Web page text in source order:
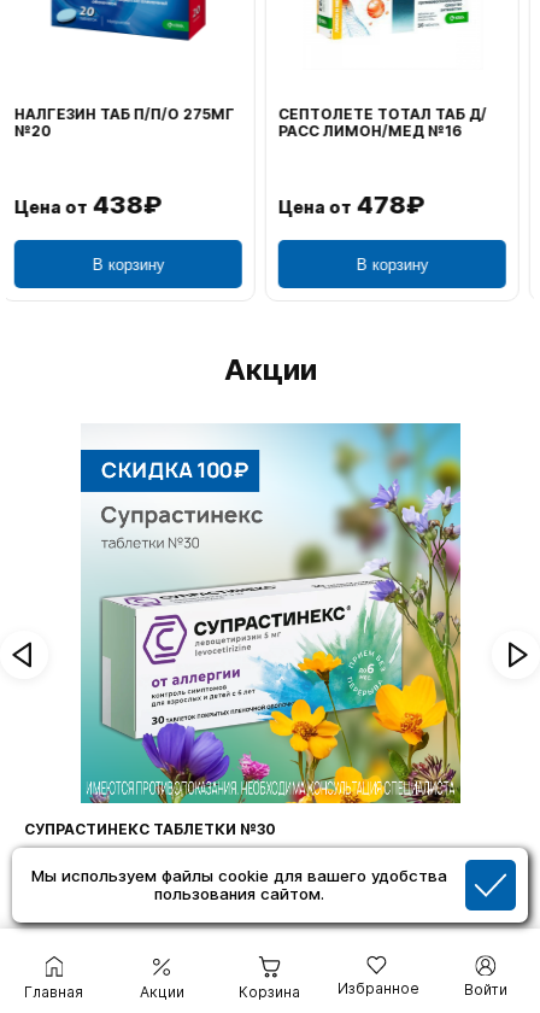
Мы используем файлы cookie для вашего удобства
пользования сайтом.
Главная Акции Корзина Избранное Войти
ВОЛЬТАРЕН ЭМУЛЬГЕЛЬ
НАРУЖ 2% 100Г
Цена от1 106₽
В корзину
ФЕНИСТИЛ ГЕЛЬ НАРУЖ
0,1% 50Г
Цена от749₽
В корзину
Акции
ФАРИНГОСЕПТ ТАБЛЕТКИ №20